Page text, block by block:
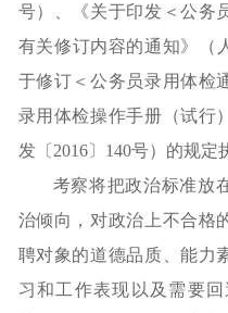
号）、《关于印发＜公务
有关修订内容的通知》（
于修订＜公务员录用体检
录用体检操作手册（试行
发〔2016〕140号）的规定
考察将把政治标准放
治倾向，对政治上不合格
聘对象的道德品质、能力
习和工作表现以及需要